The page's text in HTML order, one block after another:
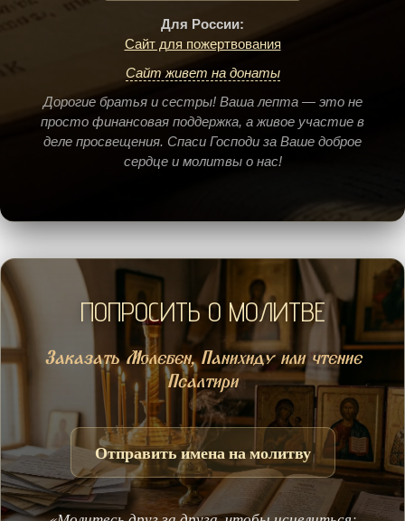
Для России:
Сайт для пожертвования
Сайт живет на донаты
Дорогие братья и сестры! Ваша лепта — это не
просто финансовая поддержка, а живое участие в
деле просвещения. Спаси Господи за Ваше доброе
сердце и молитвы о нас!
ПОПРОСИТЬ О МОЛИТВЕ
Заказать Молебен, Панихиду или чтение
Псалтири
Отправить имена на молитву